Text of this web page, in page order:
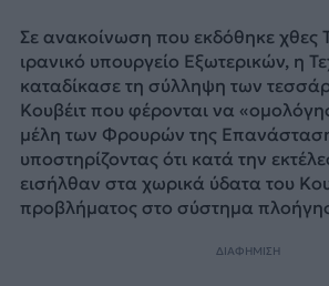
Σε ανακοίνωση που εκδόθηκε χθες
ιρανικό υπουργείο Εξωτερικών, η
καταδίκασε τη σύλληψη των
Κουβέιτ που φέρονται να
μέλη των Φρουρών της
υποστηρίζοντας ότι κατά την
εισήλθαν στα χωρικά ύδατα του
προβλήματος στο σύστημα
ΔΙΑΦΗΜΙΣΗ